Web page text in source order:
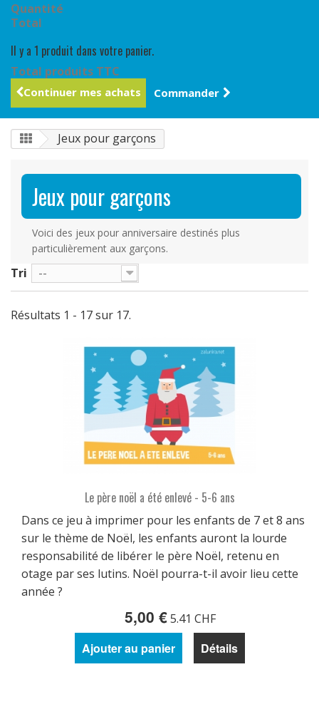
Quantité
Total
Il y a 1 produit dans votre panier.
Total produits TTC
Continuer mes achats Commander
Jeux pour garçons
Jeux pour garçons
Voici des jeux pour anniversaire destinés plus
particulièrement aux garçons.
Tri --
Résultats 1 - 17 sur 17.
Le père noël a été enlevé - 5-6 ans
Dans ce jeu à imprimer pour les enfants de 7 et 8 ans
sur le thème de Noël, les enfants auront la lourde
responsabilité de libérer le père Noël, retenu en
otage par ses lutins. Noël pourra-t-il avoir lieu cette
année ?
5,00 €5.41 CHF
Ajouter au panier Détails